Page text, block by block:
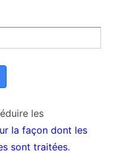
les
la façon dont les
sont traitées.